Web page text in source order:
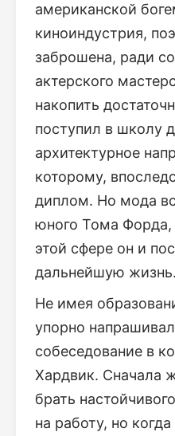
американской
киноиндустрия,
заброшена, ради
актерского
накопить
поступил в школу
архитектурное
которому,
диплом. Но мода
юного Тома Форда,
этой сфере он и
дальнейшую жизнь.
Не имея
упорно
собеседование в
Хардвик. Сначала
брать
на работу, но